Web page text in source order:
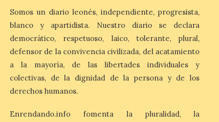
1% de los alojamientos siguen libres para
esas […]
El eclipse genera un boom
de reservas hoteleras y
precios desorbitados,
según SiteMinder
Somos un diario leonés, independiente, progresista,
blanco y apartidista. Nuestro diario se declara
democrático, respetuoso, laico, tolerante, plural,
defensor de la convivencia civilizada, del acatamiento
a la mayoría, de las libertades individuales y
colectivas, de la dignidad de la persona y de los
derechos humanos.
Enrendando.info fomenta la pluralidad, la